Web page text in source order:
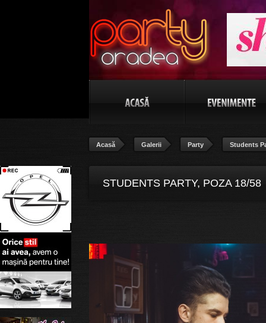
Acasă Galerii Party Students
STUDENTS PARTY, POZA 18/58